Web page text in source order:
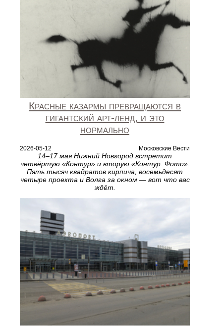
Красные казармы превращаются в
гигантский арт-ленд, и это
нормально
2026-05-12 Московские Вести
14–17 мая Нижний Новгород встретит
четвёртую «Контур» и вторую «Контур. Фото».
Пять тысяч квадратов кирпича, восемьдесят
четыре проекта и Волга за окном — вот что вас
ждёт.